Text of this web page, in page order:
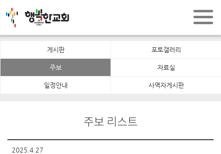
게시판 포토갤러리
주보 자료실
일정안내 사역자게시판
주보 리스트
2025.4.27